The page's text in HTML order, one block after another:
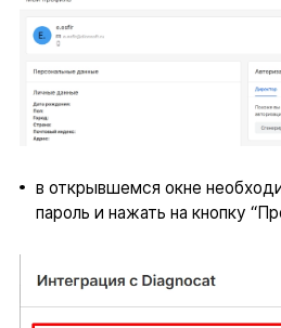
в открывшемся окне
пароль и нажать на кнопку